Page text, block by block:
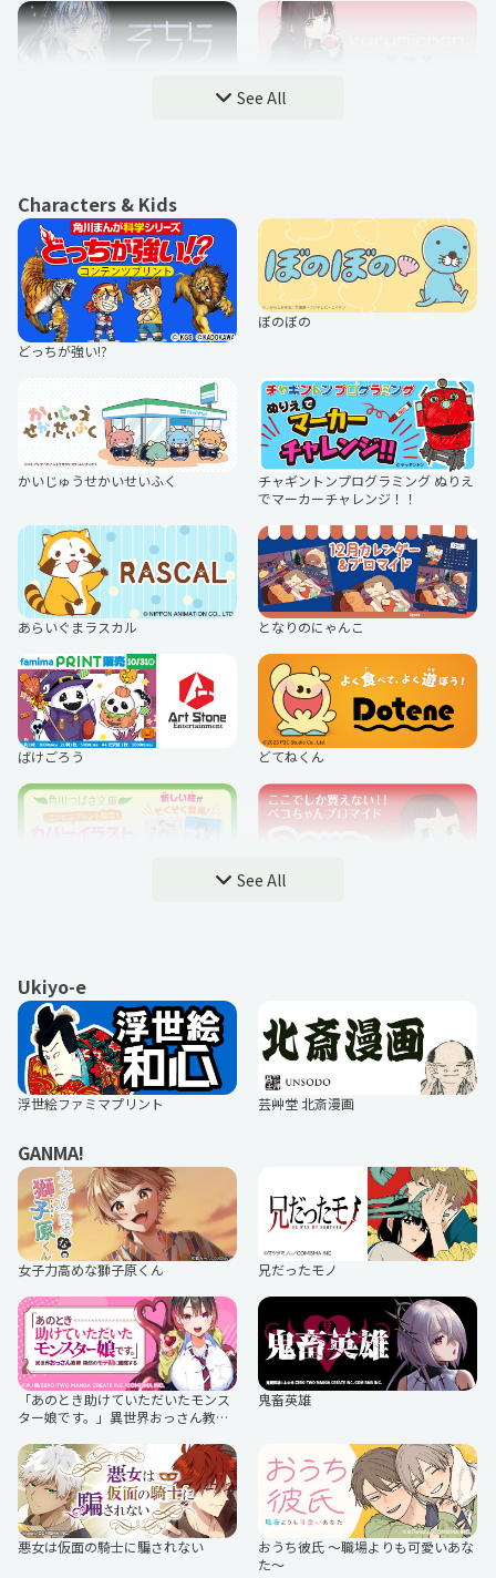
美男高校地球防衛部ハイカラ！
ブルーロック んまほっぺ プリント
シール
リィンカーネーションの花弁 葬送のフリーレン
ふしぎ遊戯
クラスで2番目に可愛い女の子と友
だちになった
TVアニメ『女神「異世界転生何にな
りたいですか」俺「勇者の肋骨
で」』
TVアニメ『忘却バッテリー』
ブルーロック 『ゆるキャン△ SEASON３』
教室へ」
アニメ『魔入りました！入間くん』
2』
日本三國
TVアニメ『とある科学の超電磁砲
T』
TVアニメ『LIAR GAME』
くるみちゃん。
しろなっぱ ひろみのむし
ジャージカップル
もモ太郎。 犀将
とどみ あたまのわるいひと
イラッとお猿さん 桜雪るな
なかむらけんたろう
ななべ
夜月クラゲ すってんころりんご
ホラグチ カヨ 豚箱ゑる子
奥田けい 塩谷歩波の建築シリーズ
See All
Characters & Kids
どっちが強い!?
ぼのぼの
かいじゅうせかいせいふく
チャギントンプログラミング ぬりえ
でマーカーチャレンジ！！
あらいぐまラスカル となりのにゃんこ
ばけごろう どてねくん
不二家のペコちゃん
ネコマンジュウ
お文具といっしょ
クッピーラムネ・クピラムフレンズ
【古津軽】鳥居の鬼コカード
いちまさ（一正蒲鉾）
うるっとうるふ
みいるか
和歌山県PRキャラクター「きいちゃ
ん」
さのまる おりじなるぷりんと
お風呂シカ フロロ（奈良健康ランド
公式マスコットキャラクター♨）
石川県輪島漆芸美術館公式キャラク
ター「わんじま」
知多娘。
相模鉄道キャラクターそうにゃん
GJ8マン
プラレール
See All
Ukiyo-e
浮世絵ファミマプリント 芸艸堂 北斎漫画
GANMA!
女子力高めな獅子原くん 兄だったモノ
「あのとき助けていただいたモンス
ター娘です。」異世界おっさん教師
鬼畜英雄
悪女は仮面の騎士に騙されない
おうち彼氏 ～職場よりも可愛いあな
た～